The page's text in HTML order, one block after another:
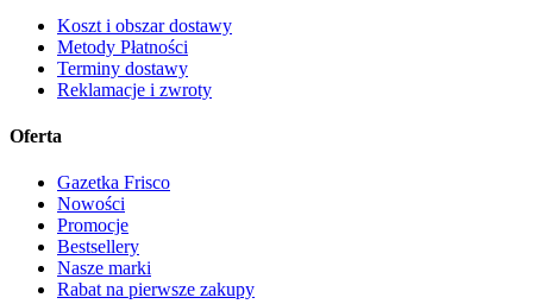
Koszt i obszar dostawy
Metody Płatności
Terminy dostawy
Reklamacje i zwroty
Oferta
Gazetka Frisco
Nowości
Promocje
Bestsellery
Nasze marki
Rabat na pierwsze zakupy